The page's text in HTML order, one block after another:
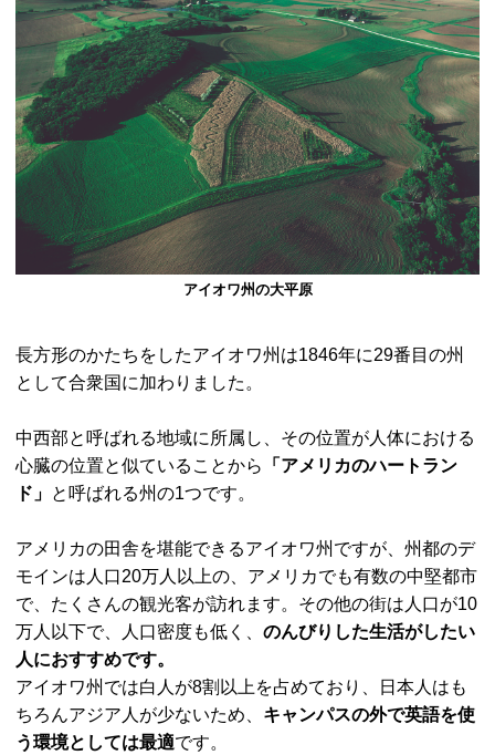
アイオワ州の大平原
長方形のかたちをしたアイオワ州は1846年に29番目の州
として合衆国に加わりました。
中西部と呼ばれる地域に所属し、その位置が人体における
心臓の位置と似ていることから
「アメリカのハートラン
ド」 と呼ばれる州の1つです。
アメリカの田舎を堪能できるアイオワ州ですが、州都のデ
モインは人口20万人以上の、アメリカでも有数の中堅都市
で、たくさんの観光客が訪れます。その他の街は人口が10
万人以下で、人口密度も低く、 のんびりした生活がしたい
人におすすめです。
アイオワ州では白人が8割以上を占めており、日本人はも
ちろんアジア人が少ないため、 キャンパスの外で英語を使
う環境としては最適です。